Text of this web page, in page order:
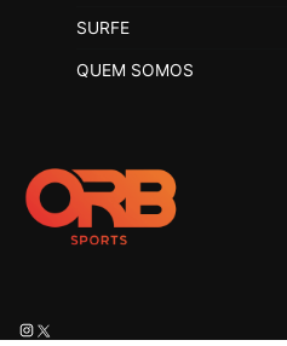
SURFE
QUEM SOMOS
Instagram
X